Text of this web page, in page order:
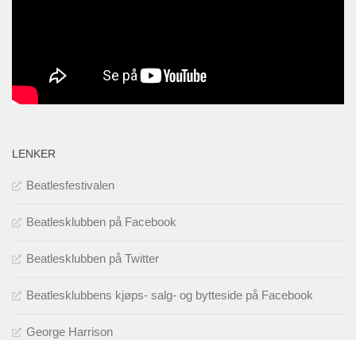
LENKER
Beatlesfestivalen
Beatlesklubben på Facebook
Beatlesklubben på Twitter
Beatlesklubbens kjøps- salg- og bytteside på Facebook
George Harrison